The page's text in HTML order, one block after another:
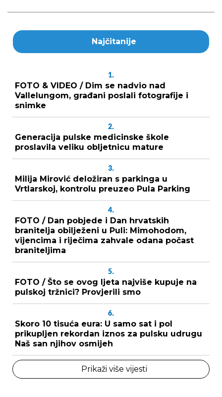
Najčitanije
1.
FOTO & VIDEO / Dim se nadvio nad
Vallelungom, građani poslali fotografije i
snimke
2.
Generacija pulske medicinske škole
proslavila veliku obljetnicu mature
3.
Milija Mirović deložiran s parkinga u
Vrtlarskoj, kontrolu preuzeo Pula Parking
4.
FOTO / Dan pobjede i Dan hrvatskih
branitelja obilježeni u Puli: Mimohodom,
vijencima i riječima zahvale odana počast
braniteljima
5.
FOTO / Što se ovog ljeta najviše kupuje na
pulskoj tržnici? Provjerili smo
6.
Skoro 10 tisuća eura: U samo sat i pol
prikupljen rekordan iznos za pulsku udrugu
Naš san njihov osmijeh
Prikaži više vijesti